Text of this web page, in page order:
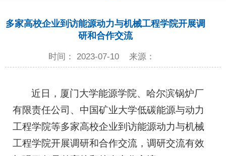
多家高校企业到访能源动力与机械工程学院开展调
研和合作交流
时间： 2023-07-10 来源：
近日，厦门大学能源学院、哈尔滨锅炉厂
有限责任公司、中国矿业大学低碳能源与动力
工程学院等多家高校企业到访能源动力与机械
工程学院开展调研和合作交流，调研交流有效